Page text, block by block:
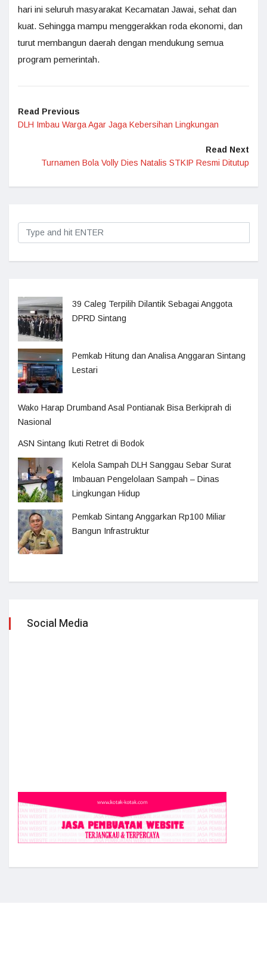
hari ini seluruh masyarakat Kecamatan Jawai, sehat dan
kuat. Sehingga mampu menggerakkan roda ekonomi, dan
turut membangun daerah dengan mendukung semua
program pemerintah.
Read Previous
DLH Imbau Warga Agar Jaga Kebersihan Lingkungan
Read Next
Turnamen Bola Volly Dies Natalis STKIP Resmi Ditutup
39 Caleg Terpilih Dilantik Sebagai Anggota
DPRD Sintang
Pemkab Hitung dan Analisa Anggaran Sintang
Lestari
Wako Harap Drumband Asal Pontianak Bisa Berkiprah di
Nasional
ASN Sintang Ikuti Retret di Bodok
Kelola Sampah DLH Sanggau Sebar Surat
Imbauan Pengelolaan Sampah – Dinas
Lingkungan Hidup
Pemkab Sintang Anggarkan Rp100 Miliar
Bangun Infrastruktur
Social Media